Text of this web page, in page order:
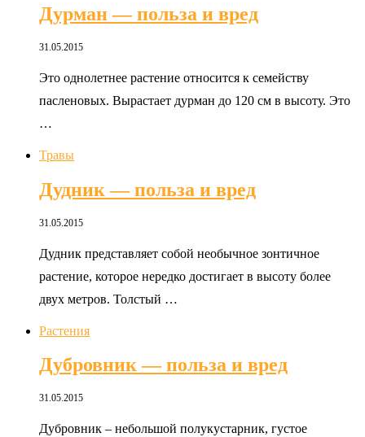
Дурман — польза и вред
31.05.2015
Это однолетнее растение относится к семейству
пасленовых. Вырастает дурман до 120 см в высоту. Это
…
Травы
Дудник — польза и вред
31.05.2015
Дудник представляет собой необычное зонтичное
растение, которое нередко достигает в высоту более
двух метров. Толстый …
Растения
Дубровник — польза и вред
31.05.2015
Дубровник – небольшой полукустарник, густое